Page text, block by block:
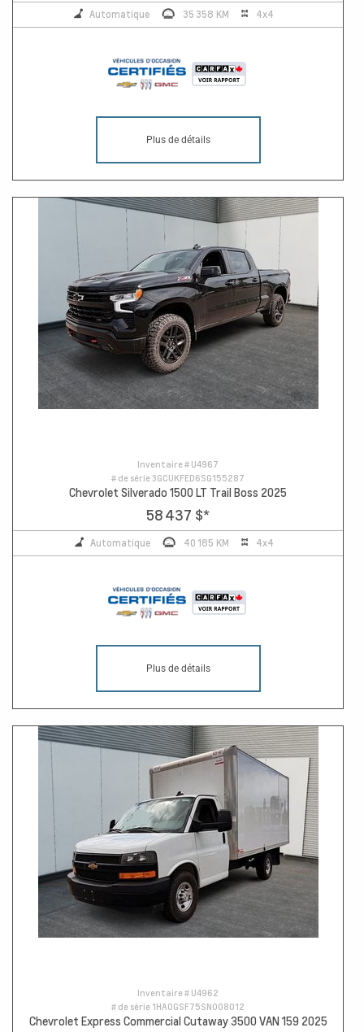
Automatique 35 358 KM 4x4
Plus de détails
Inventaire # U4967
# de série3GCUKFED6SG155287
Chevrolet Silverado 1500 LT Trail Boss 2025
58 437 $*
Automatique 40 185 KM 4x4
Plus de détails
Inventaire # U4962
# de série 1HA0GSF75SN008012
Chevrolet Express Commercial Cutaway 3500 VAN 159 2025